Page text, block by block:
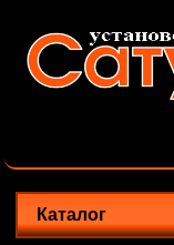
Каталог